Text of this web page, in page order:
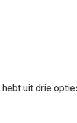
uit drie